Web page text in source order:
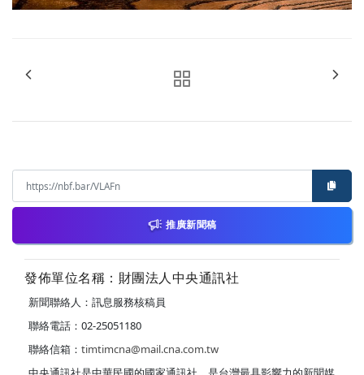
推廣新聞稿
發佈單位名稱：財團法人中央通訊社
新聞聯絡人：訊息服務核稿員
聯絡電話：02-25051180
聯絡信箱： timtimcna@mail.cna.com.tw